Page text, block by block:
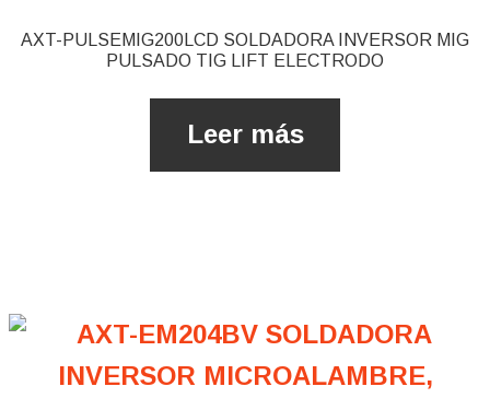
AXT-PULSEMIG200LCD SOLDADORA INVERSOR MIG
PULSADO TIG LIFT ELECTRODO
Leer más